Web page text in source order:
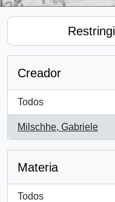
Creador
Todos
Milschhe, Gabriele
, 1 resultados
Materia
Todos